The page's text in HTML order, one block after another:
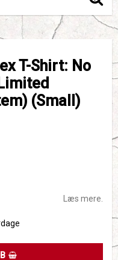
T-Shirt: No
(Small)
Læs mere.